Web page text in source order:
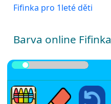
Fifinka pro 1leté děti
Barva online Fifinka